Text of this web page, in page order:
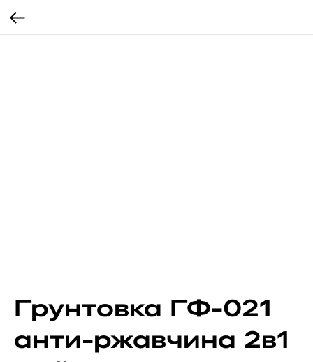
Грунтовка ГФ-021
анти-ржавчина 2в1